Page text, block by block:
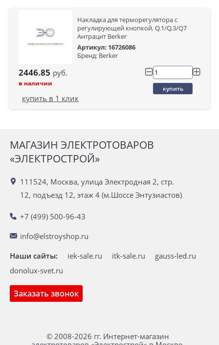
Накладка для терморегулятора с
регулирующей кнопкой, Q.1/Q.3/Q7
Антрацит Berker
Артикул: 16726086
Бренд: Berker
2446.85 руб.
в наличии
купить
купить в 1 клик
МАГАЗИН ЭЛЕКТРОТОВАРОВ
«ЭЛЕКТРОСТРОЙ»
111524, Москва, улица Электродная 2, стр.
12, подъезд 12, этаж 4 (м.Шоссе Энтузиастов)
+7 (499) 500-96-43
info@elstroyshop.ru
Заказать звонок
Наши сайты: iek-sale.ru itk-sale.ru
gauss-led.ru
donolux-svet.ru
© 2008-2026 гг. Интернет-магазин